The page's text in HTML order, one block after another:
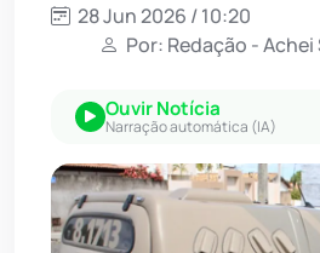
28 Jun 2026 / 10:20
Por: Redação -
Ouvir Notícia
Narração automática (IA)